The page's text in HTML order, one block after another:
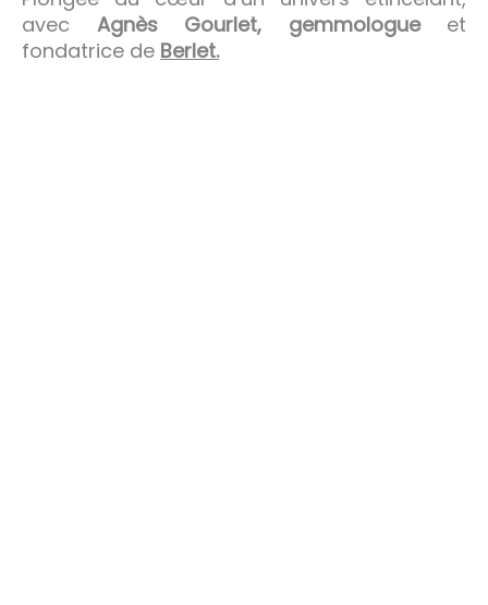
avec Agnès Gourlet, gemmologueet
fondatrice de Berlet.